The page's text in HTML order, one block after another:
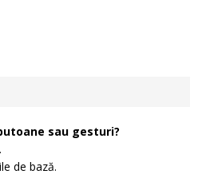
sau gesturi?
de bază.